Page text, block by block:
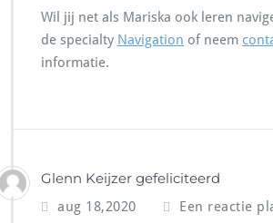
Wil jij net als Mariska ook leren
de specialty Navigation of neem
informatie.
Glenn Keijzer gefeliciteerd
aug 18,2020
Een reactie